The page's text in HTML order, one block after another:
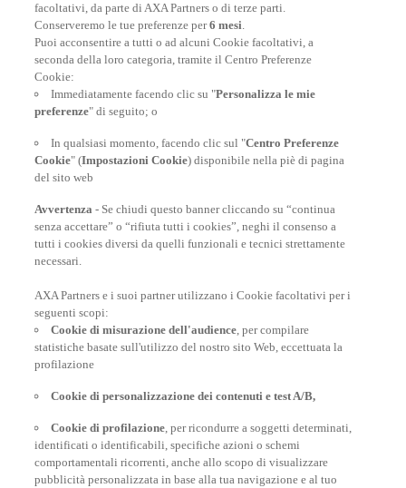
At your side, everyday
POLIZZE VIAGGIO
INFORMAZIONI UTILI
facoltativi, da parte di AXA Partners o di terze parti.
Conserveremo le tue preferenze per6 mesi.
Puoi acconsentire a tutti o ad alcuni Cookie facoltativi, a
seconda della loro categoria, tramite il Centro Preferenze
Cookie:
Immediatamente facendo clic su "Personalizza le mie
preferenze" di seguito; o
In qualsiasi momento, facendo clic sul "Centro Preferenze
Cookie" (Impostazioni Cookie) disponibile nella piè di pagina
del sito web
Avvertenza - Se chiudi questo banner cliccando su “continua
senza accettare” o “rifiuta tutti i cookies”, neghi il consenso a
tutti i cookies diversi da quelli funzionali e tecnici strettamente
necessari.
AXA Partners e i suoi partner utilizzano i Cookie facoltativi per i
seguenti scopi:
Cookie di misurazione dell'audience, per compilare
statistiche basate sull'utilizzo del nostro sito Web, eccettuata la
profilazione
Cookie di personalizzazione dei contenuti e test A/B,
Cookie di profilazione, per ricondurre a soggetti determinati,
identificati o identificabili, specifiche azioni o schemi
comportamentali ricorrenti, anche allo scopo di visualizzare
pubblicità personalizzata in base alla tua navigazione e al tuo